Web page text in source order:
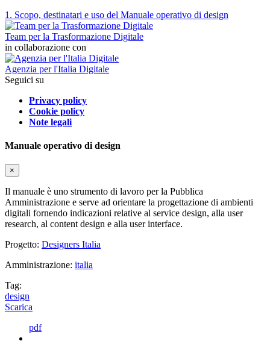
1. Scopo, destinatari e uso del Manuale operativo di design
Team per la Trasformazione Digitale
in collaborazione con
Agenzia per l'Italia Digitale
Seguici su
Privacy policy
Cookie policy
Note legali
Manuale operativo di design
×
Il manuale è uno strumento di lavoro per la Pubblica
Amministrazione e serve ad orientare la progettazione di ambienti
digitali fornendo indicazioni relative al service design, alla user
research, al content design e alla user interface.
Progetto: Designers Italia
Amministrazione: italia
Tag:
design
Scarica
pdf